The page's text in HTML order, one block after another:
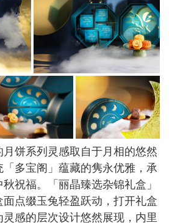
饼系列灵感取自于月相的悠然
多宝阁」蕴藏的隽永优雅，承
祝福。「丽晶臻选杂锦礼盒」
点缀玉兔轻盈跃动，打开礼盒
感的层次设计悠然展现，内里